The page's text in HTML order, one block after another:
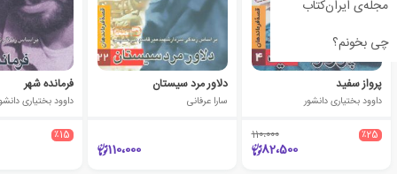
مجله‌ی ایران‌کتاب
چی بخونم؟
پرواز سفید
داوود بختیاری دانشور
٪25 110،000
82،500
دلاور مرد سیستان
سارا عرفانی
110،000
فرمانده شهر
داوود بختیاری
٪15